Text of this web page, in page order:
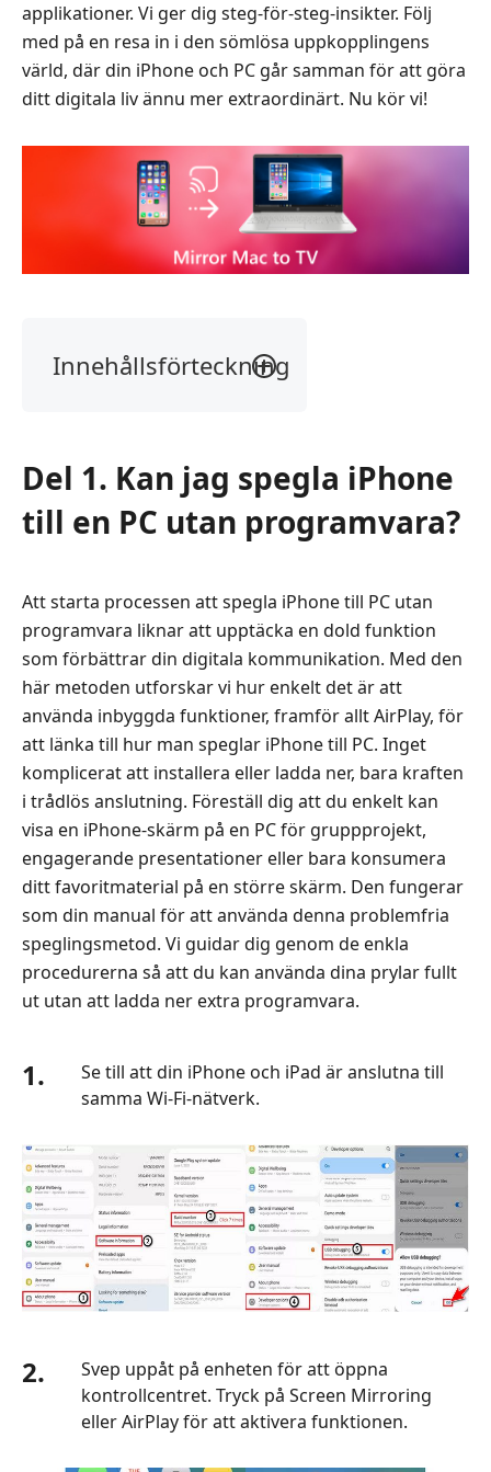
applikationer. Vi ger dig steg‑för‑steg‑insikter. Följ
med på en resa in i den sömlösa uppkopplingens
värld, där din iPhone och PC går samman för att göra
ditt digitala liv ännu mer extraordinärt. Nu kör vi!
Innehållsförteckning
jag
iPhone
PC
utan
programvara?
Del
2.
Hur
man
speglar
iPad
till
PC
via
Aiseesoft
Phone
Mirror
3.
Hur
speglar
iPhone
PC
via
Bluetooth
Hur
man
speglar
Del 1. Kan jag spegla iPhone
till en PC utan programvara?
Att starta processen att spegla iPhone till PC utan
programvara liknar att upptäcka en dold funktion
som förbättrar din digitala kommunikation. Med den
här metoden utforskar vi hur enkelt det är att
använda inbyggda funktioner, framför allt AirPlay, för
att länka till hur man speglar iPhone till PC. Inget
komplicerat att installera eller ladda ner, bara kraften
i trådlös anslutning. Föreställ dig att du enkelt kan
visa en iPhone-skärm på en PC för gruppprojekt,
engagerande presentationer eller bara konsumera
ditt favoritmaterial på en större skärm. Den fungerar
som din manual för att använda denna problemfria
speglingsmetod. Vi guidar dig genom de enkla
procedurerna så att du kan använda dina prylar fullt
ut utan att ladda ner extra programvara.
1.
Se till att din iPhone och iPad är anslutna till
samma Wi-Fi-nätverk.
2.
Svep uppåt på enheten för att öppna
kontrollcentret. Tryck på Screen Mirroring
eller AirPlay för att aktivera funktionen.